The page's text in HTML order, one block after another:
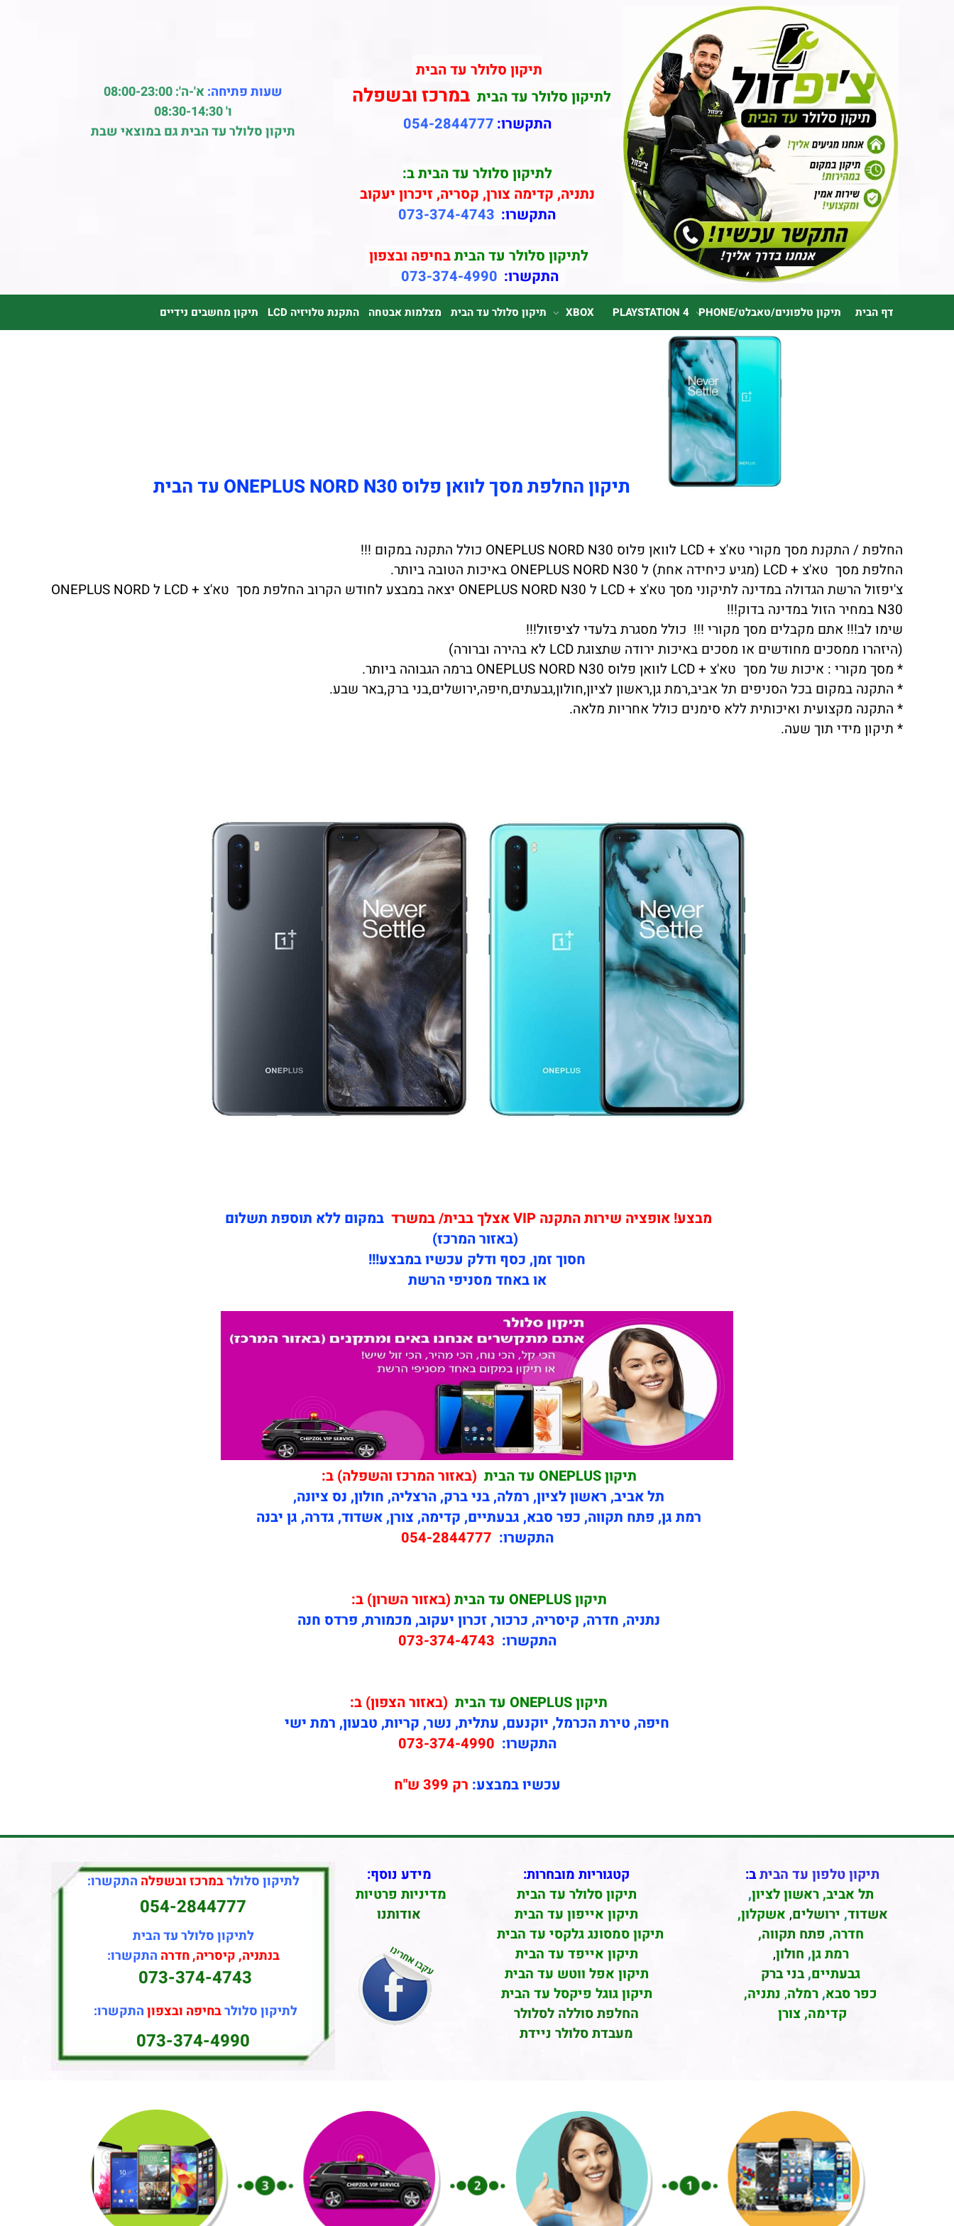
תיקון סלולר עד הבית
לתיקון סלולר עד הביתבמרכז ובשפלה
התקשרו: 054-2844777
לתיקון סלולר עד הבית ב:
נתניה, קדימה צורן, קסריה, זיכרון יעקוב
התקשרו: 073-374-4743
לתיקון סלולר עד הביתבחיפה ובצפון
התקשרו: 073-374-4990
שעות פתיחה:א'-ה': 08:00-23:00
ו' 08:30-14:30
תיקון סלולר עד הבית גם במוצאי שבת
דף הבית תיקון טלפונים/טאבלט/PHONE PLAYSTATION 4
XBOX תיקון סלולר עד הבית מצלמות אבטחה התקנת טלויזיה LCD תיקון מחשבים נידיים
תיקון החלפת מסך לוואן פלוס ONEPLUS NORD N30 עד הבית
החלפת / התקנת מסך מקורי טא'צ + LCD לוואן פלוס ONEPLUS NORD N30 כולל התקנה במקום !!!
החלפת מסך טא'צ + LCD (מגיע כיחידה אחת) ל ONEPLUS NORD N30 באיכות הטובה ביותר.
צ'יפזול הרשת הגדולה במדינה לתיקוני מסך טא'צ + LCD ל ONEPLUS NORD N30 יצאה במבצע לחודש הקרוב החלפת מסך טא'צ + LCD ל ONEPLUS NORD
N30 במחיר הזול במדינה בדוק!!!
שימו לב!!! אתם מקבלים מסך מקורי !!! כולל מסגרת בלעדי לציפזול!!!
(היזהרו ממסכים מחודשים או מסכים באיכות ירודה שתצוגת LCD לא בהירה וברורה)
* מסך מקורי : איכות של מסך טא'צ + LCD לוואן פלוס ONEPLUS NORD N30 ברמה הגבוהה ביותר.
* התקנה במקום בכל הסניפים תל אביב,רמת גן,ראשון לציון,חולון,גבעתים,חיפה,ירושלים,בני ברק,באר שבע.
* התקנה מקצועית ואיכותית ללא סימנים כולל אחריות מלאה.
* תיקון מידי תוך שעה.
מבצע! אופציה שירות התקנה VIP אצלך בבית/ במשרד
במקום ללא תוספת תשלום
(באזור המרכז)
חסוך זמן, כסף ודלק עכשיו במבצע!!!
או באחד מסניפי הרשת
תיקון ONEPLUS עד הבית
(באזור המרכז והשפלה) ב:
תל אביב, ראשון לציון, רמלה, בני ברק, הרצליה, חולון, נס ציונה,
רמת גן, פתח תקווה, כפר סבא, גבעתיים, קדימה, צורן, אשדוד, גדרה, גן יבנה
התקשרו: 054-2844777
תיקוןONEPLUS עד הבית
(באזור השרון) ב:
נתניה, חדרה, קיסריה, כרכור, זכרון יעקוב, מכמורת, פרדס חנה
התקשרו: 073-374-4743
תיקוןONEPLUS עד הבית
(באזור הצפון) ב:
חיפה, טירת הכרמל, יוקנעם, עתלית, נשר, קריות, טבעון, רמת ישי
התקשרו: 073-374-4990
עכשיו במבצע: רק 399 ש"ח
תיקון טלפון עד הביתב:
תל אביב, ראשון לציון,
אשדוד, ירושלים, אשקלון,
חדרה, פתח תקווה,
רמת גן, חולון,
גבעתיים, בני ברק
כפר סבא, רמלה, נתניה,
קדימה, צורן
קטגוריות מובחרות:
תיקון סלולר עד הבית
תיקון אייפון עד הבית
תיקון סמסונג גלקסי עד הבית
תיקון אייפד עד הבית
תיקון אפל ווטש עד הבית
תיקון גוגל פיקסל עד הבית
החלפת סוללה לסלולר
מעבדת סלולר ניידת
מידע נוסף:
מדיניות פרטיות
אודותנו
לתיקון סלולרבמרכז ובשפלה התקשרו:
054-2844777
לתיקון סלולר עד הבית
בנתניה, קיסריה, חדרה התקשרו:
073-374-4743
לתיקון סלולרבחיפה ובצפוןהתקשרו:
073-374-4990